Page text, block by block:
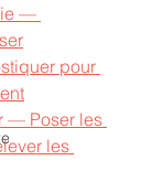
—
pour
— Poser les
les